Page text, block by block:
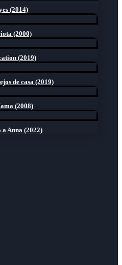
(2014)
(2000)
(2019)
de casa (2019)
(2008)
Anna (2022)